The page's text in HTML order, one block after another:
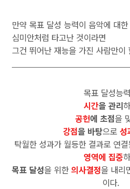
만약 목표 달성 능력이 음악에 대
심미안처럼 타고난 것이라면
그건 뛰어난 재능을 가진 사람만이
목표 달성능
시간을 관리
공헌에 초점을
강점을 바탕으로성
탁월한 성과가 월등한 결과로 연
영역에 집중
목표 달성을 위한 의사결정을 내리
이다.